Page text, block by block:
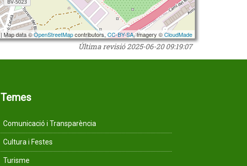
| Map data ©OpenStreetMapcontributors, CC-BY-SA, Imagery ©CloudMade
Última revisió2025-06-20 09:19:07
Temes
Comunicació i Transparència
Cultura i Festes
Turisme